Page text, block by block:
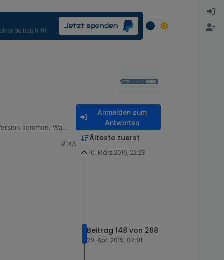
kommen. Wann
#143
Anmelden zum
Antworten
Älteste zuerst
10. März 2019, 22:23
Beitrag 148 von 268
29. Apr. 2019, 07:01